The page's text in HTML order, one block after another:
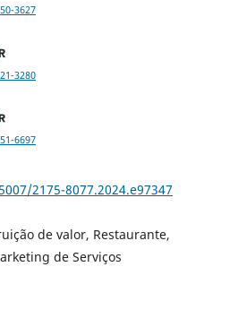
3627
3280
6697
2175-8077.2024.e97347
de valor, Restaurante,
de Serviços